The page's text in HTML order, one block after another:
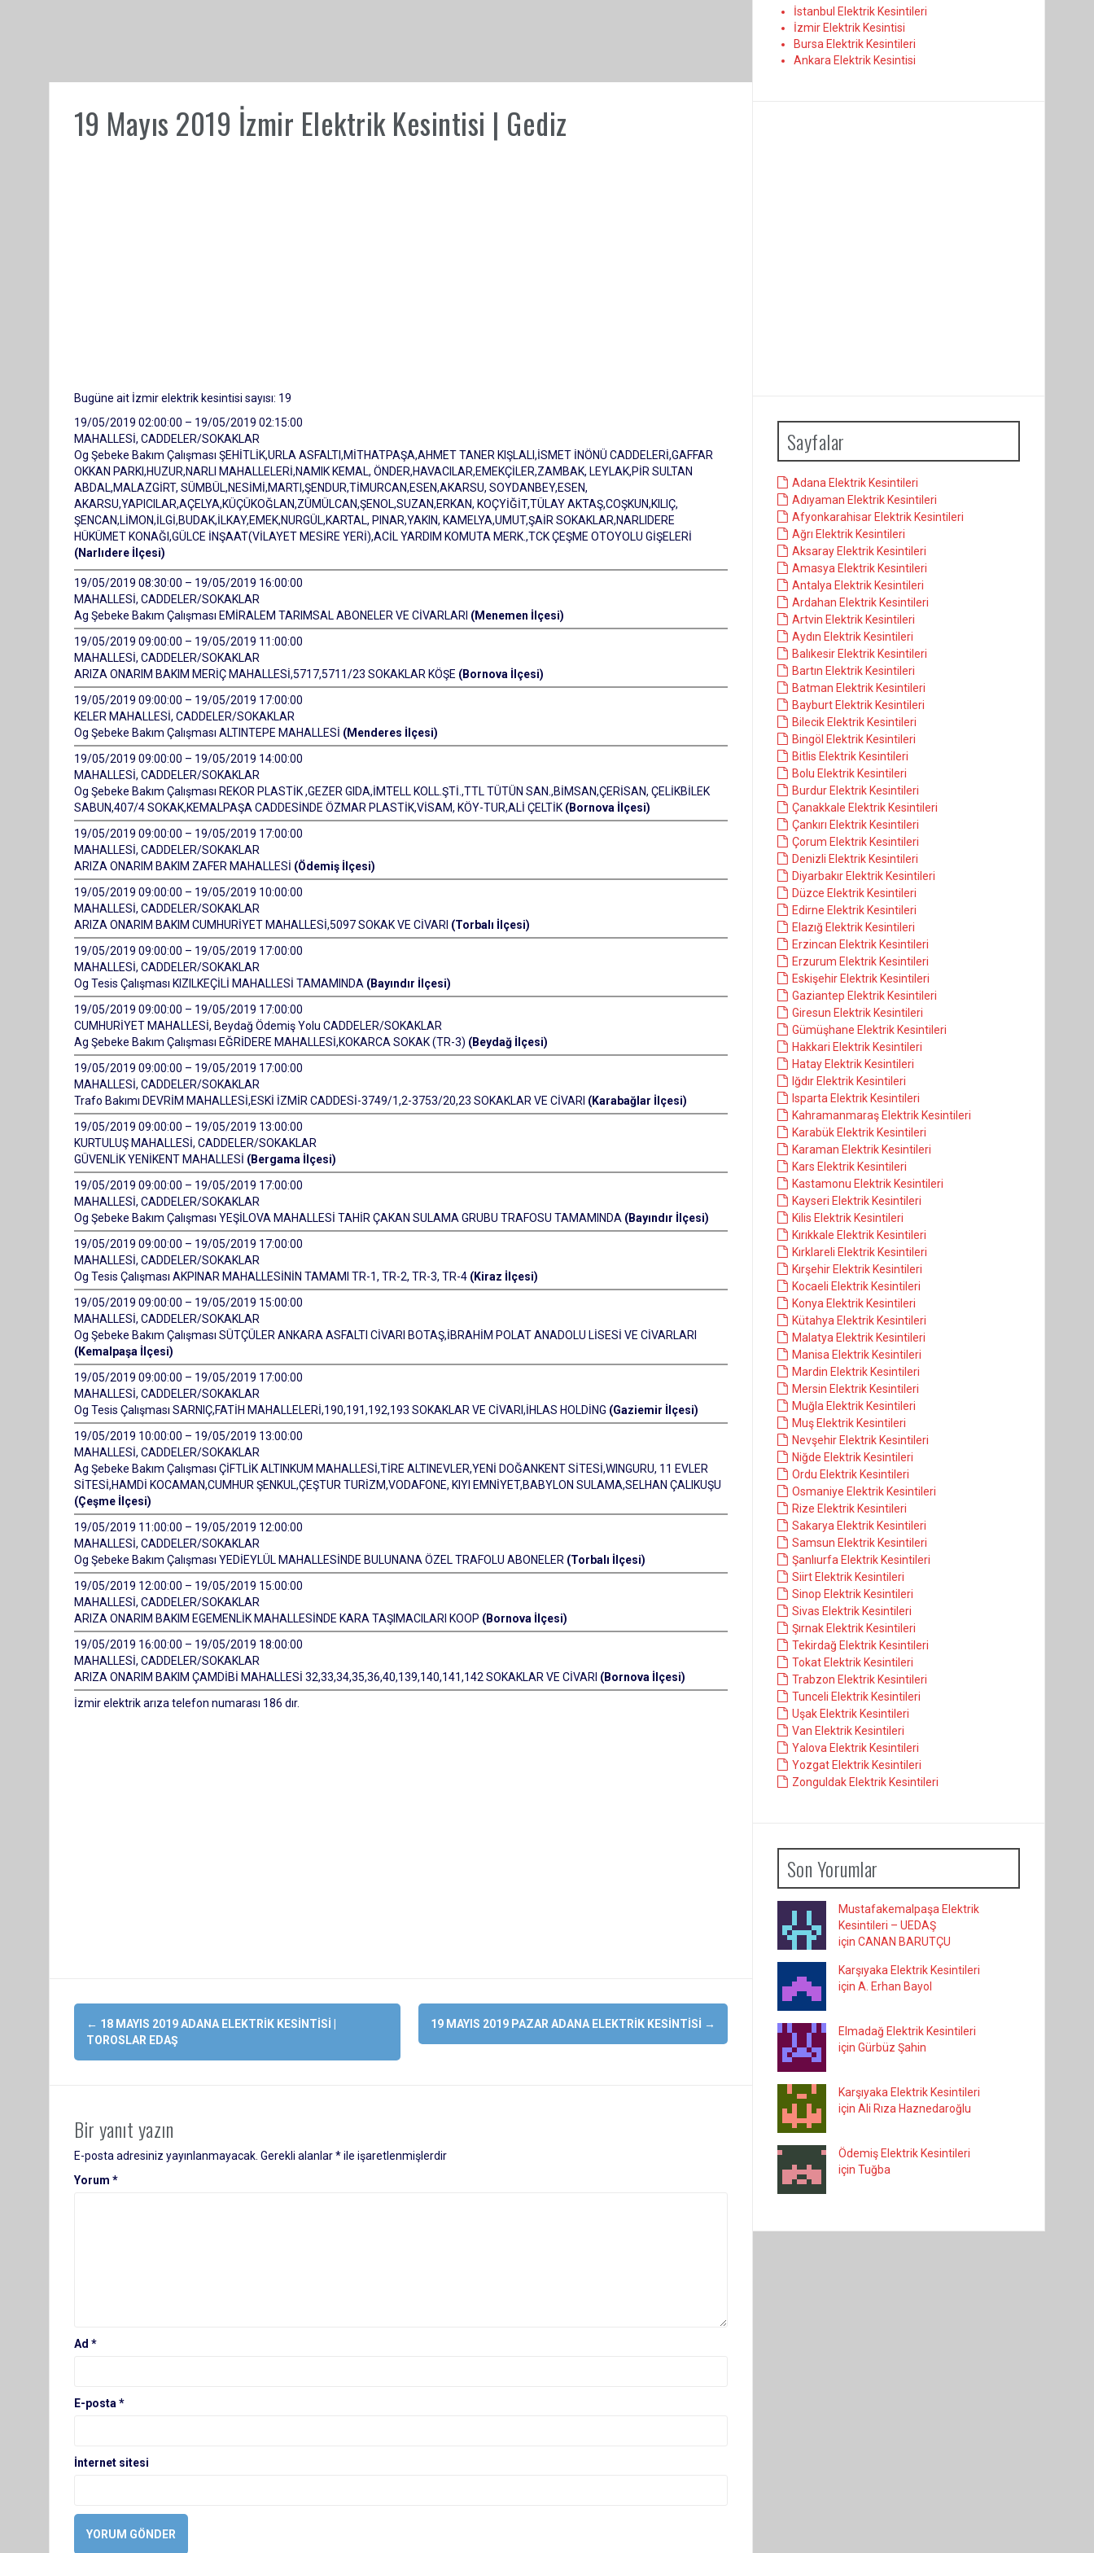
19 Mayıs 2019 İzmir Elektrik Kesintisi | Gediz
Bugüne ait İzmir elektrik kesintisi sayısı: 19
19/05/2019 02:00:00 – 19/05/2019 02:15:00
MAHALLESİ, CADDELER/SOKAKLAR
Og Şebeke Bakım Çalışması ŞEHİTLİK,URLA ASFALTI,MİTHATPAŞA,AHMET TANER KIŞLALI,İSMET İNÖNÜ CADDELERİ,GAFFAR
OKKAN PARKI,HUZUR,NARLI MAHALLELERİ,NAMIK KEMAL, ÖNDER,HAVACILAR,EMEKÇİLER,ZAMBAK, LEYLAK,PİR SULTAN
ABDAL,MALAZGİRT, SÜMBÜL,NESİMİ,MARTI,ŞENDUR,TİMURCAN,ESEN,AKARSU, SOYDANBEY,ESEN,
AKARSU,YAPICILAR,AÇELYA,KÜÇÜKOĞLAN,ZÜMÜLCAN,ŞENOL,SUZAN,ERKAN, KOÇYİĞİT,TÜLAY AKTAŞ,COŞKUN,KILIÇ,
ŞENCAN,LİMON,İLGİ,BUDAK,İLKAY,EMEK,NURGÜL,KARTAL, PINAR,YAKIN, KAMELYA,UMUT,ŞAİR SOKAKLAR,NARLIDERE
HÜKÜMET KONAĞI,GÜLCE İNŞAAT(VİLAYET MESİRE YERİ),ACİL YARDIM KOMUTA MERK.,TCK ÇEŞME OTOYOLU GİŞELERİ
(Narlıdere İlçesi)
19/05/2019 08:30:00 – 19/05/2019 16:00:00
MAHALLESİ, CADDELER/SOKAKLAR
Ag Şebeke Bakım Çalışması EMİRALEM TARIMSAL ABONELER VE CİVARLARI (Menemen İlçesi)
19/05/2019 09:00:00 – 19/05/2019 11:00:00
MAHALLESİ, CADDELER/SOKAKLAR
ARIZA ONARIM BAKIM MERİÇ MAHALLESİ,5717,5711/23 SOKAKLAR KÖŞE (Bornova İlçesi)
19/05/2019 09:00:00 – 19/05/2019 17:00:00
KELER MAHALLESİ, CADDELER/SOKAKLAR
Og Şebeke Bakım Çalışması ALTINTEPE MAHALLESİ (Menderes İlçesi)
19/05/2019 09:00:00 – 19/05/2019 14:00:00
MAHALLESİ, CADDELER/SOKAKLAR
Og Şebeke Bakım Çalışması REKOR PLASTİK ,GEZER GIDA,İMTELL KOLL.ŞTİ.,TTL TÜTÜN SAN.,BİMSAN,ÇERİSAN, ÇELİKBİLEK
SABUN,407/4 SOKAK,KEMALPAŞA CADDESİNDE ÖZMAR PLASTİK,VİSAM, KÖY-TUR,ALİ ÇELTİK (Bornova İlçesi)
19/05/2019 09:00:00 – 19/05/2019 17:00:00
MAHALLESİ, CADDELER/SOKAKLAR
ARIZA ONARIM BAKIM ZAFER MAHALLESİ (Ödemiş İlçesi)
19/05/2019 09:00:00 – 19/05/2019 10:00:00
MAHALLESİ, CADDELER/SOKAKLAR
ARIZA ONARIM BAKIM CUMHURİYET MAHALLESİ,5097 SOKAK VE CİVARI (Torbalı İlçesi)
19/05/2019 09:00:00 – 19/05/2019 17:00:00
MAHALLESİ, CADDELER/SOKAKLAR
Og Tesis Çalışması KIZILKEÇİLİ MAHALLESİ TAMAMINDA (Bayındır İlçesi)
19/05/2019 09:00:00 – 19/05/2019 17:00:00
CUMHURİYET MAHALLESİ, Beydağ Ödemiş Yolu CADDELER/SOKAKLAR
Ag Şebeke Bakım Çalışması EĞRİDERE MAHALLESİ,KOKARCA SOKAK (TR-3) (Beydağ İlçesi)
19/05/2019 09:00:00 – 19/05/2019 17:00:00
MAHALLESİ, CADDELER/SOKAKLAR
Trafo Bakımı DEVRİM MAHALLESİ,ESKİ İZMİR CADDESİ-3749/1,2-3753/20,23 SOKAKLAR VE CİVARI (Karabağlar İlçesi)
19/05/2019 09:00:00 – 19/05/2019 13:00:00
KURTULUŞ MAHALLESİ, CADDELER/SOKAKLAR
GÜVENLİK YENİKENT MAHALLESİ (Bergama İlçesi)
19/05/2019 09:00:00 – 19/05/2019 17:00:00
MAHALLESİ, CADDELER/SOKAKLAR
Og Şebeke Bakım Çalışması YEŞİLOVA MAHALLESİ TAHİR ÇAKAN SULAMA GRUBU TRAFOSU TAMAMINDA (Bayındır İlçesi)
19/05/2019 09:00:00 – 19/05/2019 17:00:00
MAHALLESİ, CADDELER/SOKAKLAR
Og Tesis Çalışması AKPINAR MAHALLESİNİN TAMAMI TR-1, TR-2, TR-3, TR-4 (Kiraz İlçesi)
19/05/2019 09:00:00 – 19/05/2019 15:00:00
MAHALLESİ, CADDELER/SOKAKLAR
Og Şebeke Bakım Çalışması SÜTÇÜLER ANKARA ASFALTI CİVARI BOTAŞ,İBRAHİM POLAT ANADOLU LİSESİ VE CİVARLARI
(Kemalpaşa İlçesi)
19/05/2019 09:00:00 – 19/05/2019 17:00:00
MAHALLESİ, CADDELER/SOKAKLAR
Og Tesis Çalışması SARNIÇ,FATİH MAHALLELERİ,190,191,192,193 SOKAKLAR VE CİVARI,İHLAS HOLDİNG (Gaziemir İlçesi)
19/05/2019 10:00:00 – 19/05/2019 13:00:00
MAHALLESİ, CADDELER/SOKAKLAR
Ag Şebeke Bakım Çalışması ÇİFTLİK ALTINKUM MAHALLESİ,TİRE ALTINEVLER,YENİ DOĞANKENT SİTESİ,WINGURU, 11 EVLER
SİTESİ,HAMDİ KOCAMAN,CUMHUR ŞENKUL,ÇEŞTUR TURİZM,VODAFONE, KIYI EMNİYET,BABYLON SULAMA,SELHAN ÇALIKUŞU
(Çeşme İlçesi)
19/05/2019 11:00:00 – 19/05/2019 12:00:00
MAHALLESİ, CADDELER/SOKAKLAR
Og Şebeke Bakım Çalışması YEDİEYLÜL MAHALLESİNDE BULUNANA ÖZEL TRAFOLU ABONELER (Torbalı İlçesi)
19/05/2019 12:00:00 – 19/05/2019 15:00:00
MAHALLESİ, CADDELER/SOKAKLAR
ARIZA ONARIM BAKIM EGEMENLİK MAHALLESİNDE KARA TAŞIMACILARI KOOP (Bornova İlçesi)
19/05/2019 16:00:00 – 19/05/2019 18:00:00
MAHALLESİ, CADDELER/SOKAKLAR
ARIZA ONARIM BAKIM ÇAMDİBİ MAHALLESİ 32,33,34,35,36,40,139,140,141,142 SOKAKLAR VE CİVARI (Bornova İlçesi)
İzmir elektrik arıza telefon numarası 186 dır.
Yazı
dolaşımı
← 18 MAYIS 2019 ADANA ELEKTRIK KESINTISI |
TOROSLAR EDAŞ
19 MAYIS 2019 PAZAR ADANA ELEKTRIK KESINTISI →
Bir yanıt yazın
E-posta adresiniz yayınlanmayacak. Gerekli alanlar*ile işaretlenmişlerdir
Yorum *
Ad *
E-posta *
İnternet sitesi
İstanbul Elektrik Kesintileri
İzmir Elektrik Kesintisi
Bursa Elektrik Kesintileri
Ankara Elektrik Kesintisi
Sayfalar
Adana Elektrik Kesintileri
Adıyaman Elektrik Kesintileri
Afyonkarahisar Elektrik Kesintileri
Ağrı Elektrik Kesintileri
Aksaray Elektrik Kesintileri
Amasya Elektrik Kesintileri
Antalya Elektrik Kesintileri
Ardahan Elektrik Kesintileri
Artvin Elektrik Kesintileri
Aydın Elektrik Kesintileri
Balıkesir Elektrik Kesintileri
Bartın Elektrik Kesintileri
Batman Elektrik Kesintileri
Bayburt Elektrik Kesintileri
Bilecik Elektrik Kesintileri
Bingöl Elektrik Kesintileri
Bitlis Elektrik Kesintileri
Bolu Elektrik Kesintileri
Burdur Elektrik Kesintileri
Çanakkale Elektrik Kesintileri
Çankırı Elektrik Kesintileri
Çorum Elektrik Kesintileri
Denizli Elektrik Kesintileri
Diyarbakır Elektrik Kesintileri
Düzce Elektrik Kesintileri
Edirne Elektrik Kesintileri
Elazığ Elektrik Kesintileri
Erzincan Elektrik Kesintileri
Erzurum Elektrik Kesintileri
Eskişehir Elektrik Kesintileri
Gaziantep Elektrik Kesintileri
Giresun Elektrik Kesintileri
Gümüşhane Elektrik Kesintileri
Hakkari Elektrik Kesintileri
Hatay Elektrik Kesintileri
Iğdır Elektrik Kesintileri
Isparta Elektrik Kesintileri
Kahramanmaraş Elektrik Kesintileri
Karabük Elektrik Kesintileri
Karaman Elektrik Kesintileri
Kars Elektrik Kesintileri
Kastamonu Elektrik Kesintileri
Kayseri Elektrik Kesintileri
Kilis Elektrik Kesintileri
Kırıkkale Elektrik Kesintileri
Kırklareli Elektrik Kesintileri
Kırşehir Elektrik Kesintileri
Kocaeli Elektrik Kesintileri
Konya Elektrik Kesintileri
Kütahya Elektrik Kesintileri
Malatya Elektrik Kesintileri
Manisa Elektrik Kesintileri
Mardin Elektrik Kesintileri
Mersin Elektrik Kesintileri
Muğla Elektrik Kesintileri
Muş Elektrik Kesintileri
Nevşehir Elektrik Kesintileri
Niğde Elektrik Kesintileri
Ordu Elektrik Kesintileri
Osmaniye Elektrik Kesintileri
Rize Elektrik Kesintileri
Sakarya Elektrik Kesintileri
Samsun Elektrik Kesintileri
Şanlıurfa Elektrik Kesintileri
Siirt Elektrik Kesintileri
Sinop Elektrik Kesintileri
Sivas Elektrik Kesintileri
Şırnak Elektrik Kesintileri
Tekirdağ Elektrik Kesintileri
Tokat Elektrik Kesintileri
Trabzon Elektrik Kesintileri
Tunceli Elektrik Kesintileri
Uşak Elektrik Kesintileri
Van Elektrik Kesintileri
Yalova Elektrik Kesintileri
Yozgat Elektrik Kesintileri
Zonguldak Elektrik Kesintileri
Son Yorumlar
Mustafakemalpaşa Elektrik
Kesintileri – UEDAŞ
için CANAN BARUTÇU
Karşıyaka Elektrik Kesintileri
için A. Erhan Bayol
Elmadağ Elektrik Kesintileri
için Gürbüz Şahin
Karşıyaka Elektrik Kesintileri
için Ali Rıza Haznedaroğlu
Ödemiş Elektrik Kesintileri
için Tuğba